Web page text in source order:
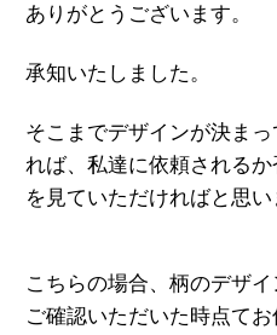
ありがとうございます。
承知いたしました。
そこまでデザインが決ま
れば、私達に依頼される
を見ていただければと思い
こちらの場合、柄のデザ
ご確認いただいた時点て